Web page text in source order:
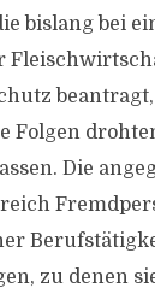
bislang bei
Folgen
Die
zu denen